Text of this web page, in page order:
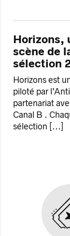
Horizons,
scène de
sélection
Horizons est
piloté par
partenariat
Canal B .
sélection
[...]